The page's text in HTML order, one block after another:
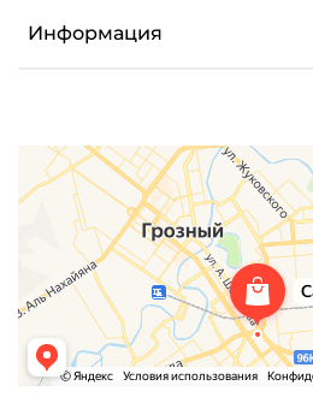
Информация